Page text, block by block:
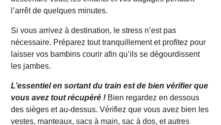
l’arrêt de quelques minutes.
Si vous arrivez à destination, le stress n’est pas
nécessaire. Préparez tout tranquillement et profitez pour
laisser vos bambins courir afin qu’ils se dégourdissent
les jambes.
L’essentiel en sortant du train est de bien vérifier que
vous avez tout récupéré ! Bien regardez en dessous
des sièges et au-dessus. Vérifiez que vous avez bien les
vestes, manteaux, sacs à main, sac à dos, et autres